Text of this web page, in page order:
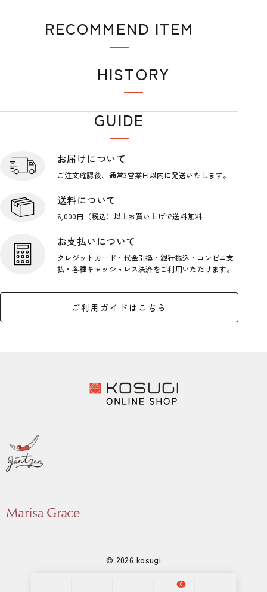
0
RECOMMEND ITEM
HISTORY
GUIDE
お届けについて
ご注文確認後、通常3営業日以内に発送いたします。
送料について
6,000円（税込）以上お買い上げで送料無料
お支払いについて
クレジットカード・代金引換・銀行振込・コンビニ支
払・各種キャッシュレス決済をご利用いただけます。
ご利用ガイドはこちら
© 2026 kosugi